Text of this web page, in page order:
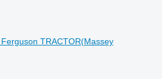
TRACTOR(Massey